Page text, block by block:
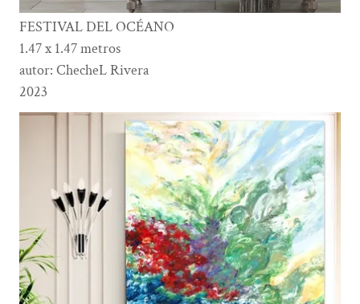
FESTIVAL DEL OCÉANO
1.47 x 1.47 metros
autor: ChecheL Rivera
2023